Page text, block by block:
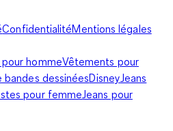
ConfidentialitéMentions légales
hommeVêtements pour
dessinéesDisneyJeans
pour femmeJeans pour